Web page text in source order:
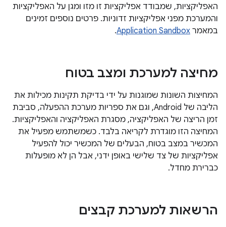
האפליקציות, שמבודד אפליקציות זו מזו ומגן על האפליקציות
והמערכת מפני אפליקציות זדוניות. פרטים נוספים זמינים
במאמר Application Sandbox
.
מחיצה למערכת ומצב בטוח
המחיצות השונות שמוגנות על ידי בדיקת תקינות מכילות את
הליבה של Android, וגם את ספריות מערכת ההפעלה, סביבת
זמן הריצה של האפליקציה, מסגרת האפליקציה והאפליקציות.
המחיצה הזו מוגדרת לקריאה בלבד. כשמשתמש מפעיל את
המכשיר במצב בטוח, הבעלים של המכשיר יכול להפעיל
אפליקציות של צד שלישי באופן ידני, אבל הן לא מופעלות
כברירת מחדל.
הרשאות למערכת קבצים